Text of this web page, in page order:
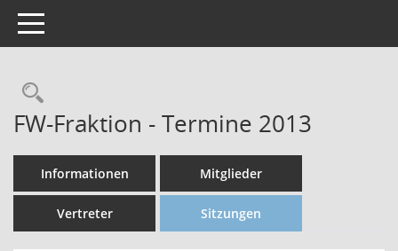
Toggle navigation
FW-Fraktion - Termine 2013
Informationen Mitglieder
Vertreter Sitzungen